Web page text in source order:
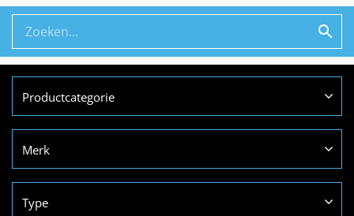
Productcategorie
Merk
Type